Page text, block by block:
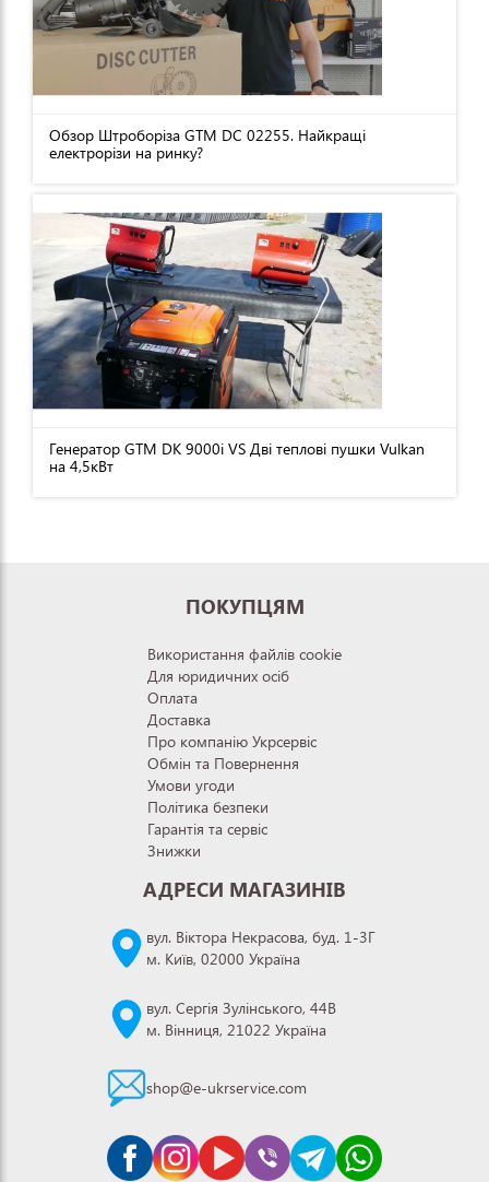
Обзор Штроборіза GTM DC 02255. Найкращі
електрорізи на ринку?
Генератор GTM DK 9000i VS Дві теплові пушки Vulkan
на 4,5кВт
ПОКУПЦЯМ
Використання файлів cookie
Для юридичних осіб
Оплата
Доставка
Про компанію Укрсервіс
Обмін та Повернення
Умови угоди
Політика безпеки
Гарантія та сервіс
Знижки
АДРЕСИ МАГАЗИНІВ
вул. Віктора Некрасова, буд. 1-3Г
м. Київ, 02000 Україна
вул. Сергія Зулінського, 44В
м. Вінниця, 21022 Україна
shop@e-ukrservice.com